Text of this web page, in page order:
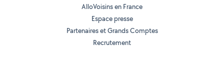
AlloVoisins en France
Espace presse
Partenaires et Grands Comptes
Recrutement